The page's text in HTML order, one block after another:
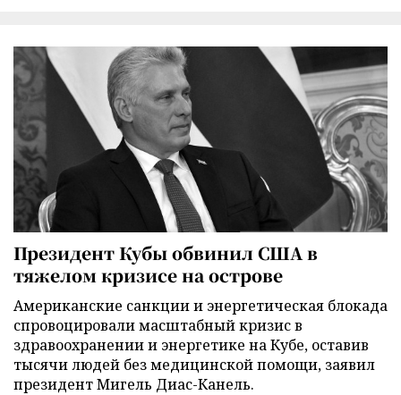
Президент Кубы обвинил США в
тяжелом кризисе на острове
Американские санкции и энергетическая блокада
спровоцировали масштабный кризис в
здравоохранении и энергетике на Кубе, оставив
тысячи людей без медицинской помощи, заявил
президент Мигель Диас-Канель.